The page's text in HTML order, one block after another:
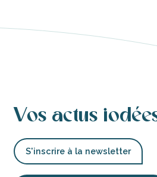
Vos actus
S'inscrire à la newsletter